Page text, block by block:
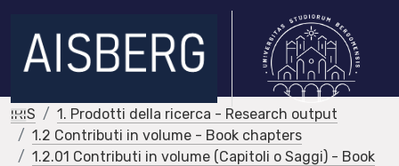
IRIS
1. Prodotti della ricerca - Research output
1.2 Contributi in volume - Book chapters
1.2.01 Contributi in volume (Capitoli o Saggi) - Book